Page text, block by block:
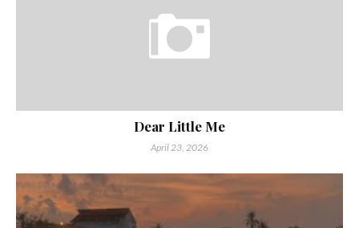
Dear Little Me
April 23, 2026